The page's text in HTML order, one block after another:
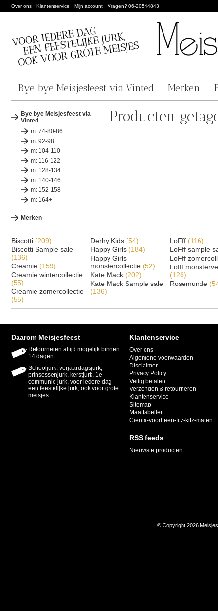
Over ons Klantenservice Mijn account Vragen? 06-20544843
Bye bye Meisjesfeest via Vinted Merken
Bye bye Meisjesfeest via
Vinted
mt 74-80-86
mt 92-98
mt 104-110
mt 116-122
mt 128-134
mt 140-146
mt 152-158
mt 164+
Merken
Producten
Biscotti (209)
Biscotti Sample sale
(136)
Creamie (159)
Creamie wintercollectie
(55)
Creamie zomercollectie
(55)
Derhy Kids (54)
Happy Girls (184)
Happy Girls
monstercollectie (52)
Kate Mack (202)
Kate Mack Sample sale
(136)
LoFff (116)
LoFff sample
LoFff
Lofff
(126)
Rosemunde
Daarom Meisjesfeest
Retourneren altijd mogelijk binnen
14 dagen
Schooljurk, verjaardagsjurk,
prinsessenjurk, kerstjurk, 1e
communie jurk, voor iedere dag
een feestelijke jurk, ook voor grote
meisjes.
Klantenservice
Over ons
Algemene voorwaarden
Disclaimer
Privacy Policy
Veilig betalen
Verzenden & retourneren
Klantenservice
Sitemap
Maattabellen
Cienta-voorheen-fitz-kitz-maten
RSS feeds
Nieuwste producten
© Copyright 2026